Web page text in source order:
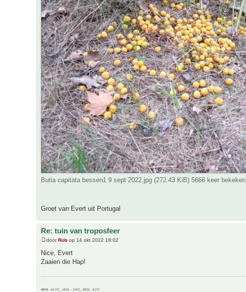
Butia capitata bessen1 9 sept 2022.jpg (272.43 KiB) 5666 keer bekeken
Groet van Evert uit Portugal
Re: tuin van troposfeer
doorRob op 14 okt 2022 18:02
Nice, Evert
Zaaien die Hap!
08/09, -14.7°C__14/15, - 3.6°C__20/21, -9.1°C